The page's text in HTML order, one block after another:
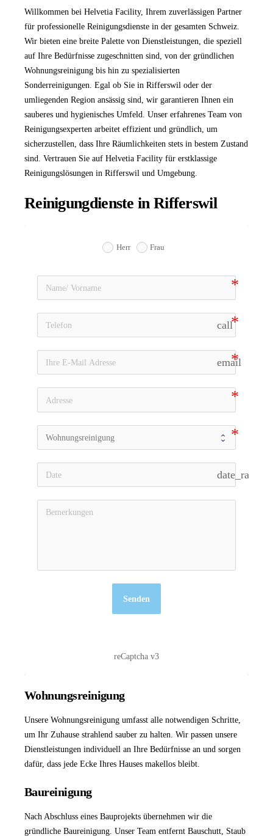
Willkommen bei Helvetia Facility, Ihrem zuverlässigen Partner
für professionelle Reinigungsdienste in der gesamten Schweiz.
Wir bieten eine breite Palette von Dienstleistungen, die speziell
auf Ihre Bedürfnisse zugeschnitten sind, von der gründlichen
Wohnungsreinigung bis hin zu spezialisierten
Sonderreinigungen. Egal ob Sie in Rifferswil oder der
umliegenden Region ansässig sind, wir garantieren Ihnen ein
sauberes und hygienisches Umfeld. Unser erfahrenes Team von
Reinigungsexperten arbeitet effizient und gründlich, um
sicherzustellen, dass Ihre Räumlichkeiten stets in bestem Zustand
sind. Vertrauen Sie auf Helvetia Facility für erstklassige
Reinigungslösungen in Rifferswil und Umgebung.
Reinigungdienste in Rifferswil
Herr Frau
call
email
date_range
Senden
reCaptcha v3
Wohnungsreinigung
Unsere Wohnungsreinigung umfasst alle notwendigen Schritte,
um Ihr Zuhause strahlend sauber zu halten. Wir passen unsere
Dienstleistungen individuell an Ihre Bedürfnisse an und sorgen
dafür, dass jede Ecke Ihres Hauses makellos bleibt.
Baureinigung
Nach Abschluss eines Bauprojekts übernehmen wir die
gründliche Baureinigung. Unser Team entfernt Bauschutt, Staub